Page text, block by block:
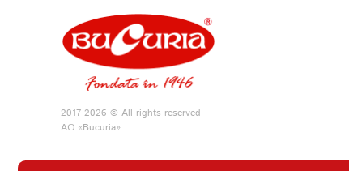
2017-2026 © All rights reserved
АО «Bucuria»